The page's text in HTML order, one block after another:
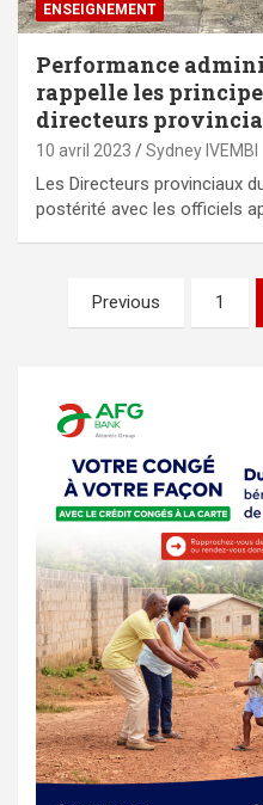
ENSEIGNEMENT
Performance
rappelle les
directeurs
10 avril 2023 Sydney IVEMBI
Les Directeurs provinciaux
postérité avec les officiels
Pagination
Previous 1